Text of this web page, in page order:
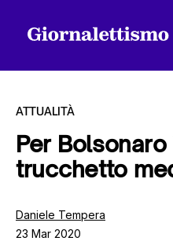
Tutti gli articoli
Chi siamo
ATTUALITÀ
Per
trucchetto
Daniele Tempera
23 Mar 2020